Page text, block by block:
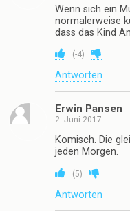
Wenn sich ein
normalerweise
dass das Kind
(-4)
Antworten
Erwin Pansen
2. Juni 2017
Komisch. Die
jeden Morgen.
(5)
Antworten